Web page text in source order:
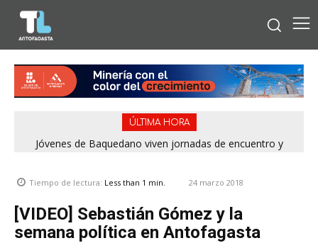
ÚLTIMA HORA
Jóvenes de Baquedano viven jornadas de encuentro y
Tiempo de lectura: Less than 1 min. 24 marzo 2018
[VIDEO] Sebastián Gómez y la
semana política en Antofagasta